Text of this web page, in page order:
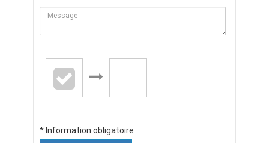
* Information obligatoire